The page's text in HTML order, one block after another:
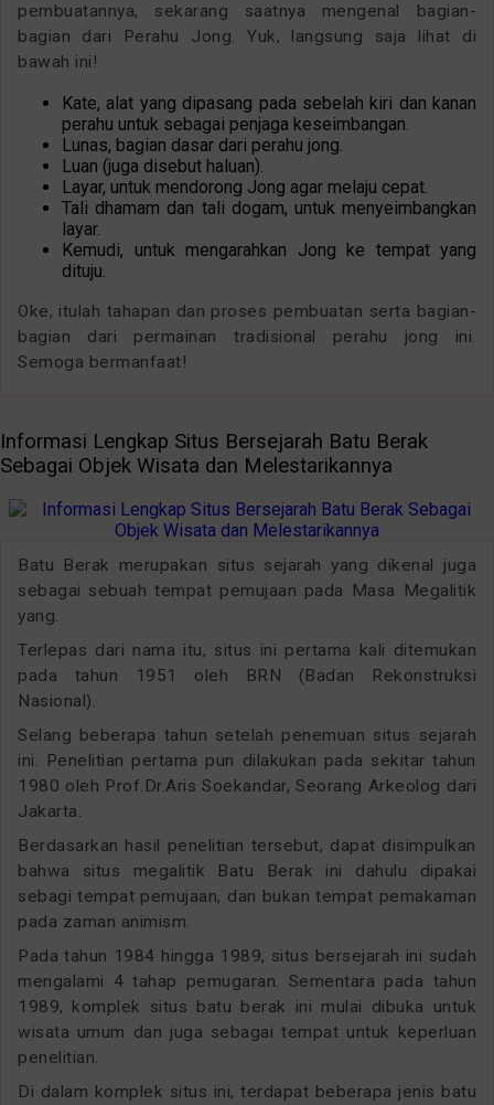
pembuatannya, sekarang saatnya mengenal bagian-
bagian dari Perahu Jong. Yuk, langsung saja lihat di
bawah ini!
Kate, alat yang dipasang pada sebelah kiri dan kanan
perahu untuk sebagai penjaga keseimbangan.
Lunas, bagian dasar dari perahu jong.
Luan (juga disebut haluan).
Layar, untuk mendorong Jong agar melaju cepat.
Tali dhamam dan tali dogam, untuk menyeimbangkan
layar.
Kemudi, untuk mengarahkan Jong ke tempat yang
dituju.
Oke, itulah tahapan dan proses pembuatan serta bagian-
bagian dari permainan tradisional perahu jong ini.
Semoga bermanfaat!
Informasi Lengkap Situs Bersejarah Batu Berak
Sebagai Objek Wisata dan Melestarikannya
Batu Berak merupakan situs sejarah yang dikenal juga
sebagai sebuah tempat pemujaan pada Masa Megalitik
yang.
Terlepas dari nama itu, situs ini pertama kali ditemukan
pada tahun 1951 oleh BRN (Badan Rekonstruksi
Nasional).
Selang beberapa tahun setelah penemuan situs sejarah
ini. Penelitian pertama pun dilakukan pada sekitar tahun
1980 oleh Prof.Dr.Aris Soekandar, Seorang Arkeolog dari
Jakarta.
Berdasarkan hasil penelitian tersebut, dapat disimpulkan
bahwa situs megalitik Batu Berak ini dahulu dipakai
sebagi tempat pemujaan, dan bukan tempat pemakaman
pada zaman animism.
Pada tahun 1984 hingga 1989, situs bersejarah ini sudah
mengalami 4 tahap pemugaran. Sementara pada tahun
1989, komplek situs batu berak ini mulai dibuka untuk
wisata umum dan juga sebagai tempat untuk keperluan
penelitian.
Di dalam komplek situs ini, terdapat beberapa jenis batu